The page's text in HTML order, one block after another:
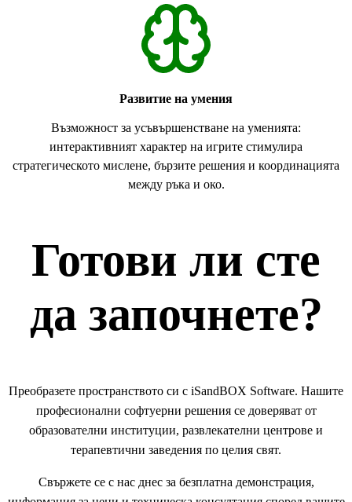
Развитие на умения
Възможност за усъвършенстване на уменията:
интерактивният характер на игрите стимулира
стратегическото мислене, бързите решения и координацията
между ръка и око.
Готови ли сте
да започнете?
Преобразете пространството си с iSandBOX Software. Нашите
професионални софтуерни решения се доверяват от
образователни институции, развлекателни центрове и
терапевтични заведения по целия свят.
Свържете се с нас днес за безплатна демонстрация,